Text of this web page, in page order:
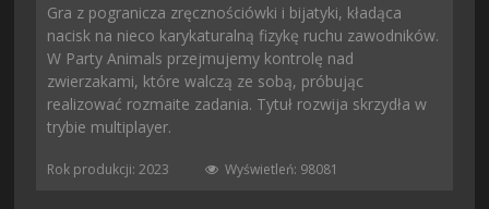
Gra z pogranicza zręcznościówki i bijatyki, kładąca
nacisk na nieco karykaturalną fizykę ruchu zawodników.
W Party Animals przejmujemy kontrolę nad
zwierzakami, które walczą ze sobą, próbując
realizować rozmaite zadania. Tytuł rozwija skrzydła w
trybie multiplayer.
Rok produkcji: 2023 Wyświetleń: 98081